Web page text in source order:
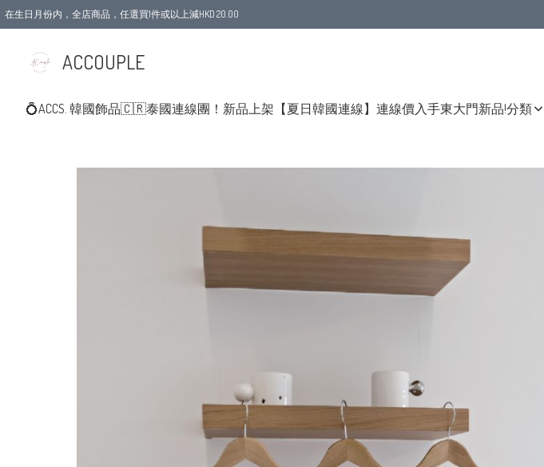
在生日月份内，全店商品，任選買1件或以上減HKD 20.00
ACCOUPLE
💍ACCS. 韓國飾品🇨🇷泰國連線團！新品上架 【夏日韓國連線】連線價入手東大門新品!分類